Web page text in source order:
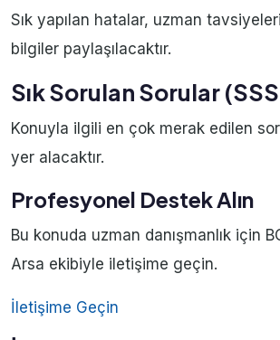
Sık yapılan hatalar, uzman
bilgiler paylaşılacaktır.
Sık Sorulan Sorular
Konuyla ilgili en çok merak edilen
yer alacaktır.
Profesyonel Destek Alın
Bu konuda uzman danışmanlık için
Arsa ekibiyle iletişime geçin.
İletişime Geçin